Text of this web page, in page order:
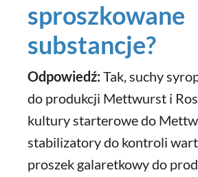
sproszkowane
substancje?
Odpowiedź: Tak, suchy
do produkcji Mettwurst i
kultury starterowe do
stabilizatory do kontroli
proszek galaretkowy do